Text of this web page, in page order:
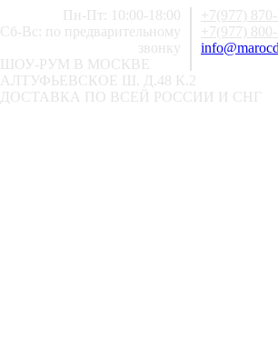
+7(977)
+7(977)
Пн-Пт: 10:00-18:00
Сб-Вс: по предварительному
звонку
ШОУ-РУМ В МОСКВЕ
АЛТУФЬЕВСКОЕ Ш. Д.48 К.2
ДОСТАВКА ПО ВСЕЙ РОССИИ И СНГ